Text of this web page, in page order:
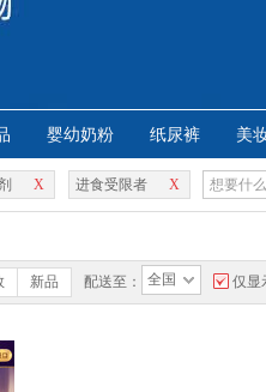
婴幼奶粉 纸尿裤 美
X X
进食受限者
新品 配送至： 全国 仅显